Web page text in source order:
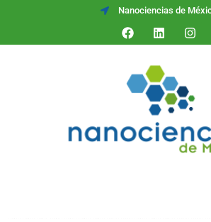
Nanociencias de